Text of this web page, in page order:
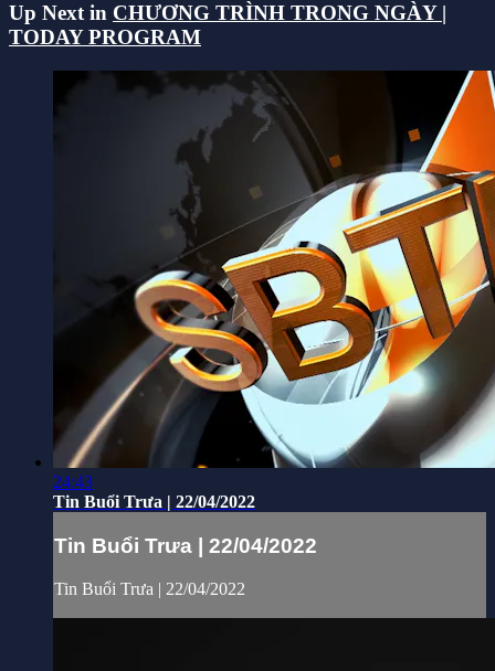
Up Next in CHƯƠNG TRÌNH TRONG NGÀY |
TODAY PROGRAM
24:43
Tin Buổi Trưa | 22/04/2022
Tin Buổi Trưa | 22/04/2022
Tin Buổi Trưa | 22/04/2022